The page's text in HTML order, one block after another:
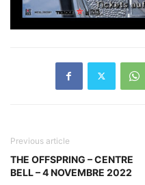
Previous article
THE OFFSPRING – CENTRE
BELL – 4 NOVEMBRE 2022